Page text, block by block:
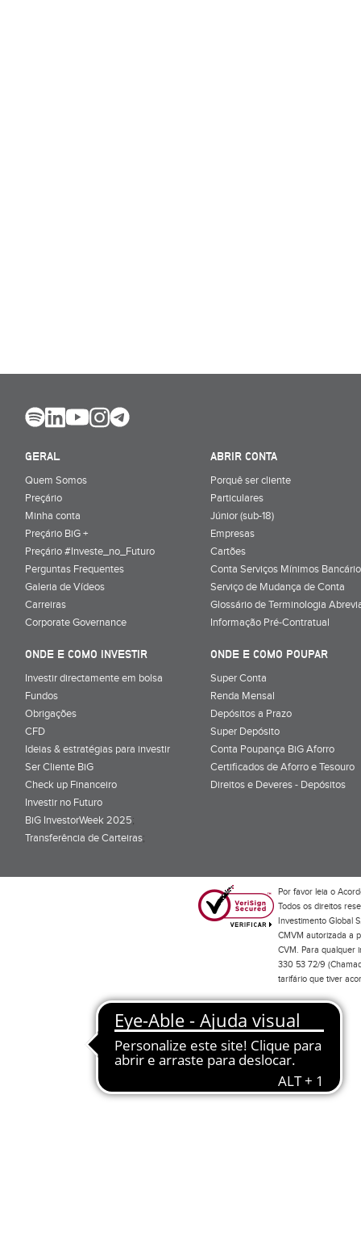
GERAL
Quem Somos
Preçário
Minha conta
Preçário BiG +
Preçário #Investe_no_Futuro
Perguntas Frequentes
Galeria de Vídeos
Carreiras
Corporate Governance
ABRIR CONTA
Porquê ser cliente
Particulares
Júnior (sub-18)
Empresas
Cartões
Conta Serviços Mínimos
Serviço de Mudança de Conta
Glossário de Terminologia
Informação Pré-Contratual
ONDE E COMO INVESTIR
Investir directamente em bolsa
Fundos
Obrigações
CFD
Ideias & estratégias para investir
Ser Cliente BiG
Check up Financeiro
Investir no Futuro
BiG InvestorWeek 2025;
Transferência de Carteiras;
ONDE E COMO POUPAR
Super Conta
Renda Mensal
Depósitos a Prazo
Super Depósito
Conta Poupança BiG Aforro
Certificados de Aforro e Tesouro
Direitos e Deveres - Depósitos
Por favor leia o
Todos os direitos
Investimento Global
CMVM autorizada a
CVM. Para qualquer
330 53 72/9
tarifário que tiver